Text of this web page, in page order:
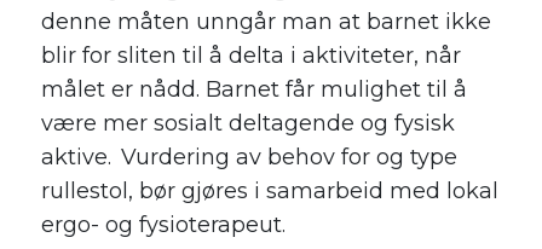
denne måten unngår man at barnet ikke
blir for sliten til å delta i aktiviteter, når
målet er nådd. Barnet får mulighet til å
være mer sosialt deltagende og fysisk
aktive. Vurdering av behov for og type
rullestol, bør gjøres i samarbeid med lokal
ergo- og fysioterapeut.